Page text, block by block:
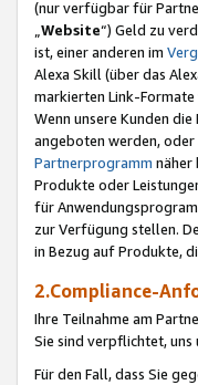
(nur verfügbar für
Website“) Geld zu
ist, einer anderen im
Alexa Skill (über das
markierten Link-Formate
Wenn unsere Kunden
angeboten werden,
Partnerprogramm näher
Produkte oder
für
zur Verfügung stellen.
in Bezug auf Produkte,
2.Compliance-
Ihre Teilnahme am
Sie sind verpflichtet,
Für den Fall, dass Sie